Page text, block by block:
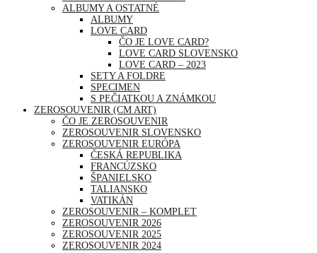
ALBUMY A OSTATNÉ
ALBUMY
LOVE CARD
ČO JE LOVE CARD?
LOVE CARD SLOVENSKO
LOVE CARD – 2023
SETY A FOLDRE
SPECIMEN
S PEČIATKOU A ZNÁMKOU
ZEROSOUVENIR (CM ART)
ČO JE ZEROSOUVENIR
ZEROSOUVENIR SLOVENSKO
ZEROSOUVENIR EURÓPA
ČESKÁ REPUBLIKA
FRANCÚZSKO
ŠPANIELSKO
TALIANSKO
VATIKÁN
ZEROSOUVENIR – KOMPLET
ZEROSOUVENIR 2026
ZEROSOUVENIR 2025
ZEROSOUVENIR 2024